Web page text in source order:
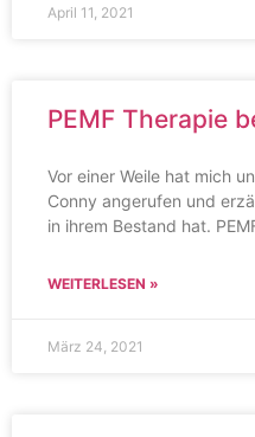
April 11, 2021
PEMF Therapie
Vor einer Weile hat mich
Conny angerufen und
in ihrem Bestand hat.
WEITERLESEN »
März 24, 2021